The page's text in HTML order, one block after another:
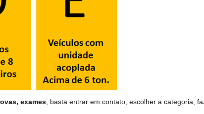
exames, basta entrar em contato, escolher a categoria,